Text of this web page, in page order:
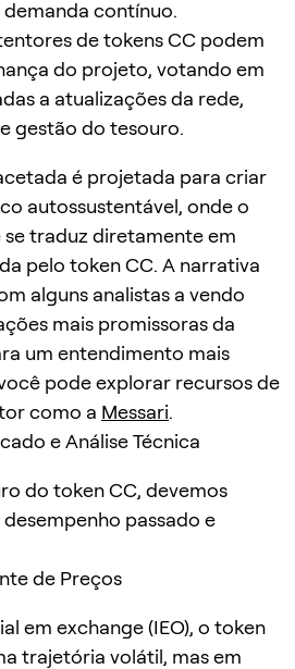
contínuo.
de tokens CC podem
do projeto, votando em
a atualizações da rede,
gestão do tesouro.
é projetada para criar
autossustentável, onde o
traduz diretamente em
pelo token CC. A narrativa
alguns analistas a vendo
mais promissoras da
um entendimento mais
pode explorar recursos de
como a Messari.
e Análise Técnica
do token CC, devemos
passado e
de Preços
em exchange (IEO), o token
trajetória volátil, mas em